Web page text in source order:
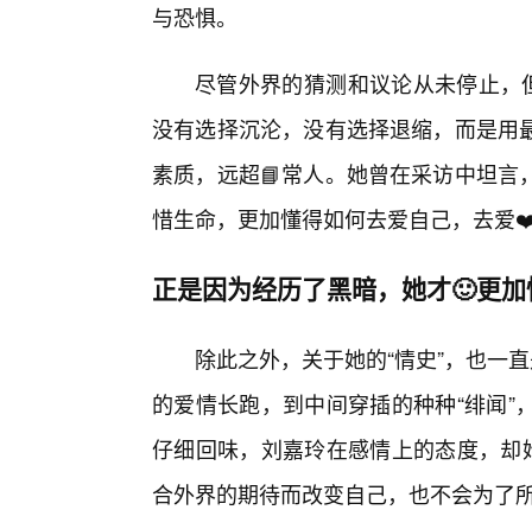
与恐惧。
尽管外界的猜测和议论从未停止，
没有选择沉沦，没有选择退缩，而是
素质，远超📘常人。她曾在采访中坦
惜生命，更加懂得如何去爱自己，去爱
正是因为经历了黑暗，她才🙂更
除此之外，关于她的“情史”，也一
的爱情长跑，到中间穿插的种种“绯闻
仔细回味，刘嘉玲在感情上的态度，
合外界的期待而改变自己，也不会为了